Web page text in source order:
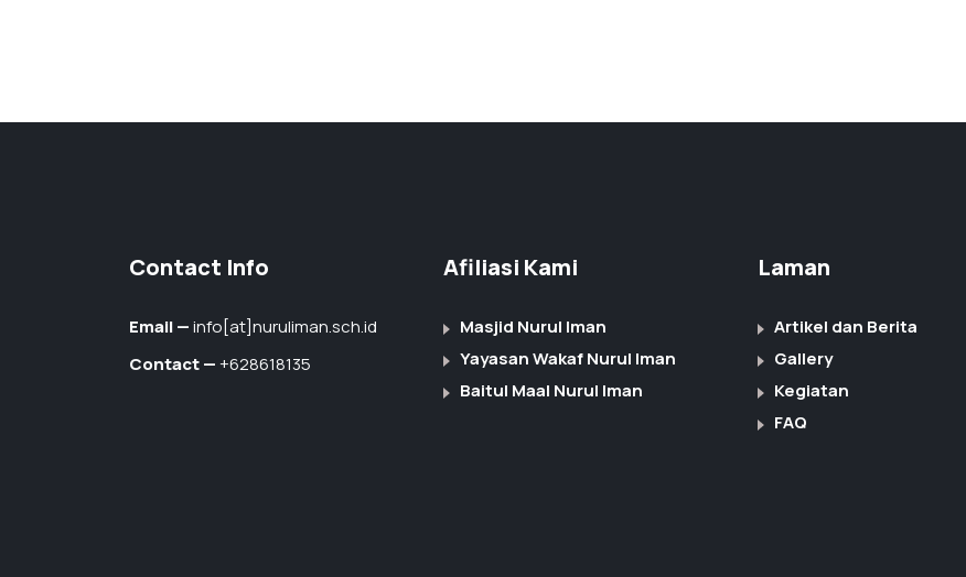
Contact Info
Email —info[at]nuruliman.sch.id
Contact —+628618135
Afiliasi Kami
Masjid Nurul Iman
Yayasan Wakaf Nurul Iman
Baitul Maal Nurul Iman
Laman
Artikel dan Berita
Gallery
Kegiatan
FAQ